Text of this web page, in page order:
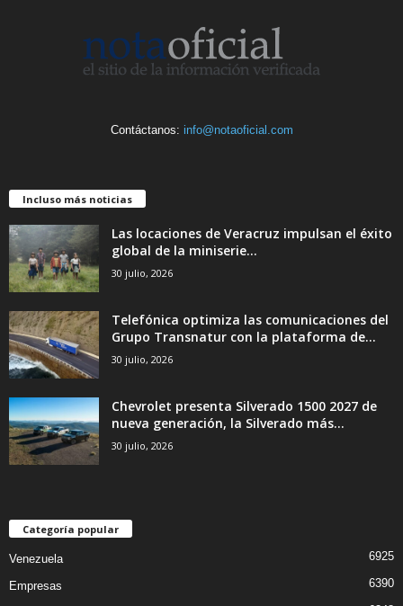
Contáctanos: info@notaoficial.com
Incluso más noticias
Las locaciones de Veracruz impulsan el éxito
global de la miniserie...
30 julio, 2026
Telefónica optimiza las comunicaciones del
Grupo Transnatur con la plataforma de...
30 julio, 2026
Chevrolet presenta Silverado 1500 2027 de
nueva generación, la Silverado más...
30 julio, 2026
Categoría popular
Venezuela 6925
Empresas 6390